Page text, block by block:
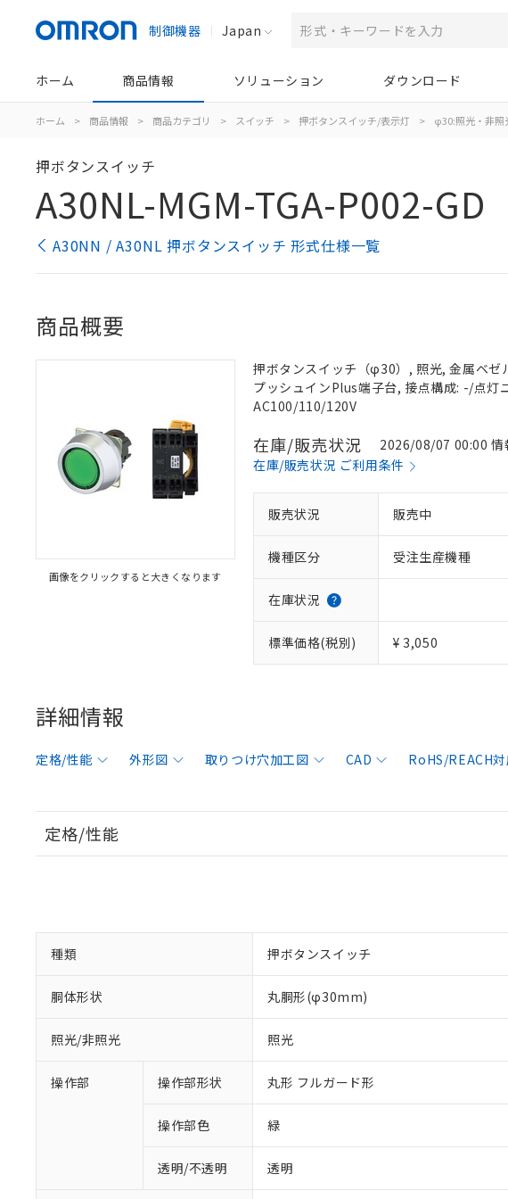
制御機器 Japan
ホーム 商品情報 ソリューション ダウンロード
ホーム > 商品情報 > 商品カテゴリ > スイッチ > 押ボタンスイッチ/表示灯 > φ30:照光・非照
押ボタンスイッチ
A30NL-MGM-TGA-P002-GD
A30NN / A30NL 押ボタンスイッチ 形式仕様一覧
商品概要
画像をクリックすると大きくなります
押ボタンスイッチ（φ30）, 照光, 金属ベゼ
プッシュインPlus端子台, 接点構成: -/点灯
AC100/110/120V
在庫/販売状況
2026/08/07 00:00 情
在庫/販売状況 ご利用条件
販売状況 販売中
機種区分 受注生産機種
在庫状況
標準価格(税別) ¥ 3,050
詳細情報
定格/性能 外形図 取りつけ穴加工図 CAD RoHS/REACH
定格/性能
種類 押ボタンスイッチ
胴体形状 丸胴形(φ30mm)
照光/非照光 照光
操作部 操作部形状 丸形 フルガード形
操作部色 緑
透明/不透明 透明